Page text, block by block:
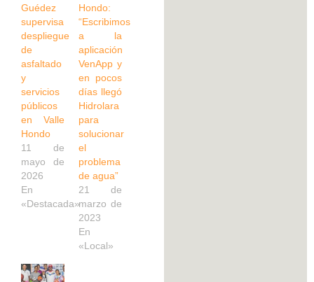
Guédez
supervisa
despliegue
de
asfaltado
y
servicios
públicos
en Valle
Hondo
11 de
mayo de
2026
En
«Destacada»
Hondo:
“Escribimos
a la
aplicación
VenApp y
en pocos
días llegó
Hidrolara
para
solucionar
el
problema
de agua”
21 de
marzo de
2023
En
«Local»